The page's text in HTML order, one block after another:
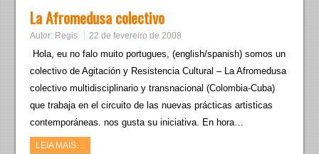
La Afromedusa colectivo
Autor: Regis 22 de fevereiro de 2008
Hola, eu no falo muito portugues, (english/spanish) somos un
colectivo de Agitación y Resistencia Cultural – La Afromedusa
colectivo multidisciplinario y transnacional (Colombia-Cuba)
que trabaja en el circuito de las nuevas prácticas artisticas
contemporáneas. nos gusta su iniciativa. En hora…
LEIA MAIS…